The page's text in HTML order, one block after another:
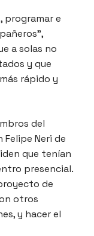
programar e
a solas no
y que
rápido y
del
Felipe Neri de
que tenían
presencial.
de
otros
y hacer el